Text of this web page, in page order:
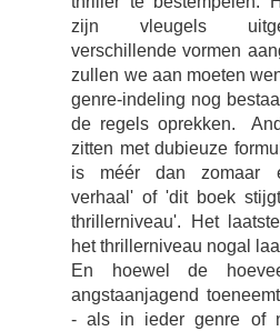
zijn vleugels
verschillende vormen
zullen we aan moeten
genre-indeling nog
de regels oprekken.
zitten met dubieuze
is méér dan zomaar
verhaal' of 'dit boek
thrillerniveau'. Het
het thrillerniveau nogal
En hoewel de
angstaanjagend
- als in ieder genre of